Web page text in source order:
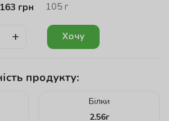
163 грн 105 г
+ Хочу
продукту:
Білки
2.56г